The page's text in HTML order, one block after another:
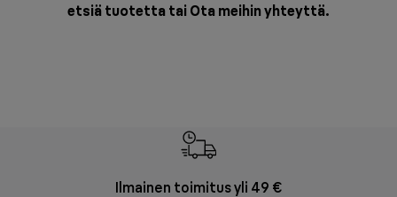
etsiä tuotetta tai Ota meihin yhteyttä.
Ilmainen toimitus yli 49 €